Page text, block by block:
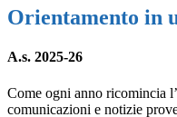
Orientamento in
A.s. 2025-26
Come ogni anno ricomincia
comunicazioni e notizie